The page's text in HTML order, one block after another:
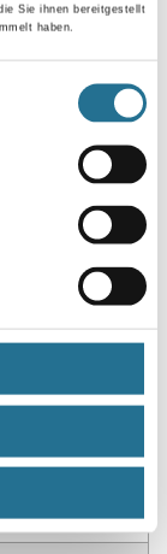
Sie ihnen bereitgestellt
haben.